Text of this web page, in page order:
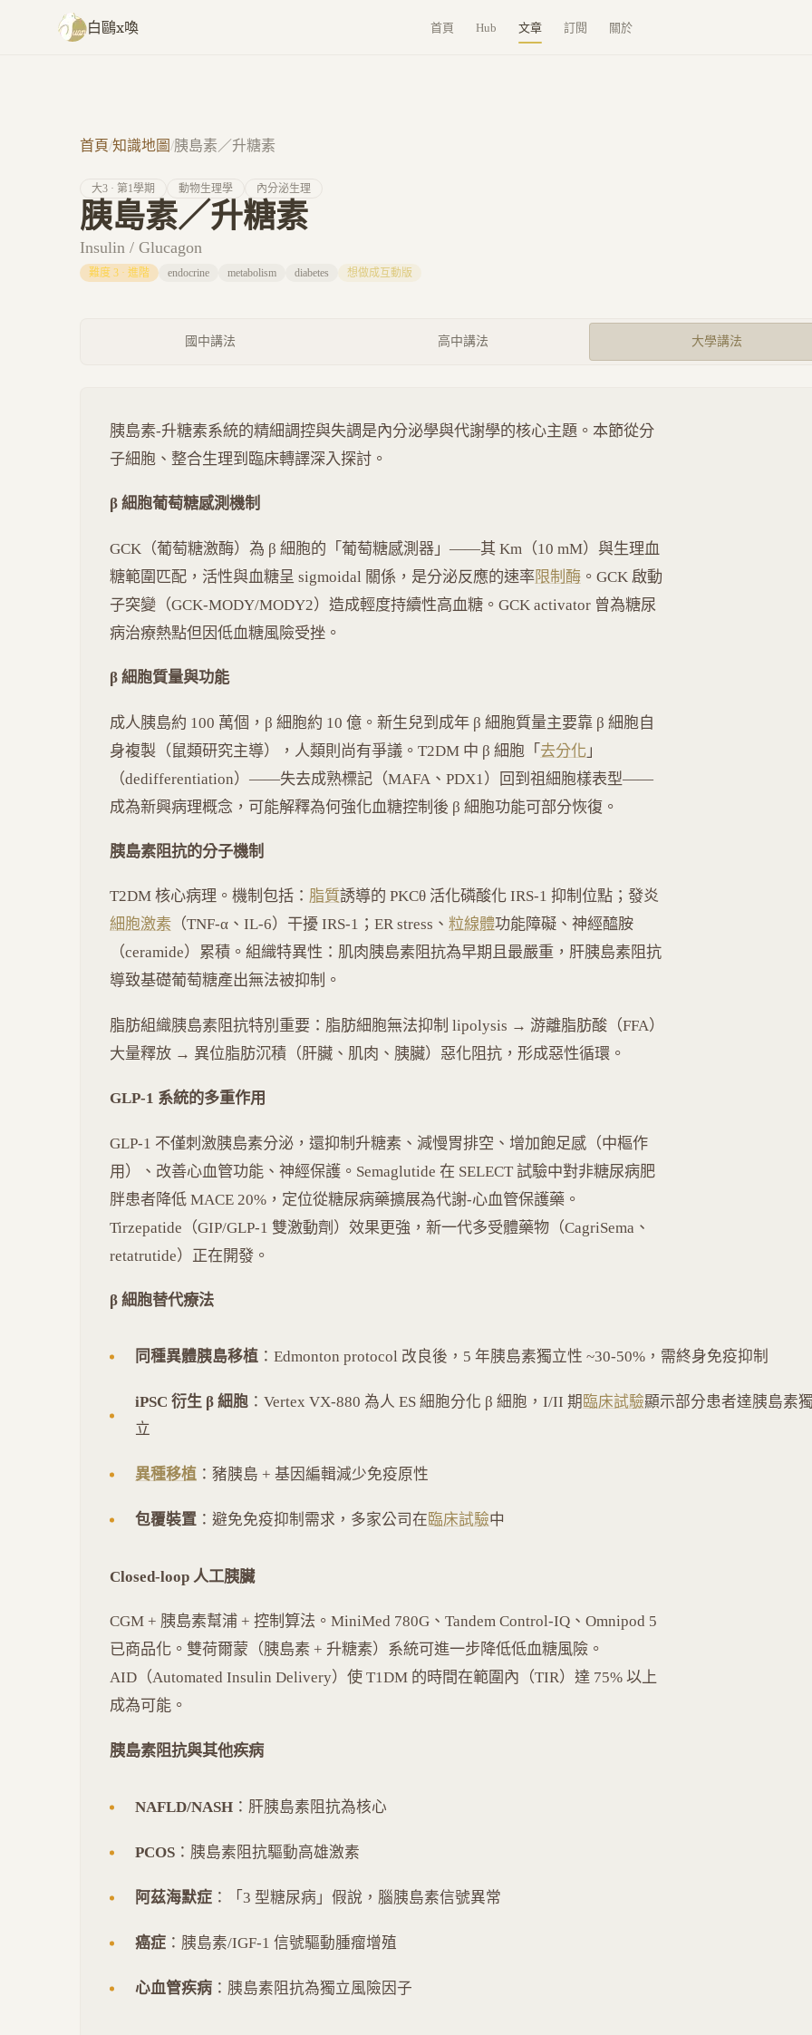
跳至主要內容
白鷗x喚 首頁 Hub 文章 訂閱 關於
首頁/知識地圖/胰島素／升糖素
大3 · 第1學期 動物生理學 內分泌生理
胰島素／升糖素
Insulin / Glucagon
難度 3 · 進階 endocrine metabolism diabetes 想做成互動版
國中講法 高中講法 大學講法
胰島素-升糖素系統的精細調控與失調是內分泌學與代謝學的核心主題。本節從分
子細胞、整合生理到臨床轉譯深入探討。
β 細胞葡萄糖感測機制
GCK（葡萄糖激酶）為 β 細胞的「葡萄糖感測器」——其 Km（10 mM）與生理血
糖範圍匹配，活性與血糖呈 sigmoidal 關係，是分泌反應的速率限制酶 。GCK 啟動
子突變（GCK-MODY/MODY2）造成輕度持續性高血糖。GCK activator 曾為糖尿
病治療熱點但因低血糖風險受挫。
β 細胞質量與功能
成人胰島約 100 萬個，β 細胞約 10 億。新生兒到成年 β 細胞質量主要靠 β 細胞自
身複製（鼠類研究主導），人類則尚有爭議。T2DM 中 β 細胞「 去分化 」
（dedifferentiation）——失去成熟標記（MAFA、PDX1）回到祖細胞樣表型——
成為新興病理概念，可能解釋為何強化血糖控制後 β 細胞功能可部分恢復。
胰島素阻抗的分子機制
T2DM 核心病理。機制包括： 脂質誘導的 PKCθ 活化磷酸化 IRS-1 抑制位點；發炎
細胞激素 （TNF-α、IL-6）干擾 IRS-1；ER stress、 粒線體功能障礙、神經醯胺
（ceramide）累積。組織特異性：肌肉胰島素阻抗為早期且最嚴重，肝胰島素阻抗
導致基礎葡萄糖產出無法被抑制。
脂肪組織胰島素阻抗特別重要：脂肪細胞無法抑制 lipolysis → 游離脂肪酸（FFA）
大量釋放 → 異位脂肪沉積（肝臟、肌肉、胰臟）惡化阻抗，形成惡性循環。
GLP-1 系統的多重作用
GLP-1 不僅刺激胰島素分泌，還抑制升糖素、減慢胃排空、增加飽足感（中樞作
用）、改善心血管功能、神經保護。Semaglutide 在 SELECT 試驗中對非糖尿病肥
胖患者降低 MACE 20%，定位從糖尿病藥擴展為代謝-心血管保護藥。
Tirzepatide（GIP/GLP-1 雙激動劑）效果更強，新一代多受體藥物（CagriSema、
retatrutide）正在開發。
β 細胞替代療法
同種異體胰島移植 ：Edmonton protocol 改良後，5 年胰島素獨立性 ~30-50%，需終身免疫抑制
iPSC 衍生 β 細胞 ：Vertex VX-880 為人 ES 細胞分化 β 細胞，I/II 期 臨床試驗顯示部分患者達胰島素
立
異種移植 ：豬胰島 + 基因編輯減少免疫原性
包覆裝置 ：避免免疫抑制需求，多家公司在臨床試驗中
Closed-loop 人工胰臟
CGM + 胰島素幫浦 + 控制算法。MiniMed 780G、Tandem Control-IQ、Omnipod 5
已商品化。雙荷爾蒙（胰島素 + 升糖素）系統可進一步降低低血糖風險。
AID（Automated Insulin Delivery）使 T1DM 的時間在範圍內（TIR）達 75% 以上
成為可能。
胰島素阻抗與其他疾病
NAFLD/NASH ：肝胰島素阻抗為核心
PCOS ：胰島素阻抗驅動高雄激素
阿茲海默症 ：「3 型糖尿病」假說，腦胰島素信號異常
癌症 ：胰島素/IGF-1 信號驅動腫瘤增殖
心血管疾病 ：胰島素阻抗為獨立風險因子